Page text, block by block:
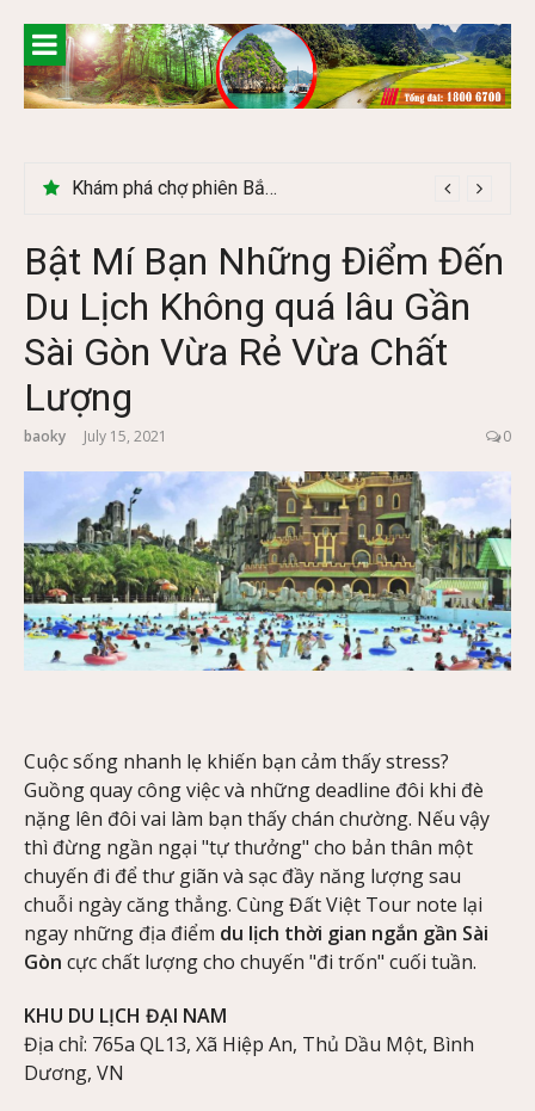
content
Khám phá chợ phiên Bắc Hà có gì đặc biệt
Bật Mí Bạn Những Điểm Đến
Du Lịch Không quá lâu Gần
Sài Gòn Vừa Rẻ Vừa Chất
Lượng
baoky July 15, 2021 0
Cuộc sống nhanh lẹ khiến bạn cảm thấy stress?
Guồng quay công việc và những deadline đôi khi đè
nặng lên đôi vai làm bạn thấy chán chường. Nếu vậy
thì đừng ngần ngại "tự thưởng" cho bản thân một
chuyến đi để thư giãn và sạc đầy năng lượng sau
chuỗi ngày căng thẳng. Cùng Đất Việt Tour note lại
ngay những địa điểm du lịch thời gian ngắn gần Sài
Gòn cực chất lượng cho chuyến "đi trốn" cuối tuần.
KHU DU LỊCH ĐẠI NAM
Địa chỉ: 765a QL13, Xã Hiệp An, Thủ Dầu Một, Bình
Dương, VN